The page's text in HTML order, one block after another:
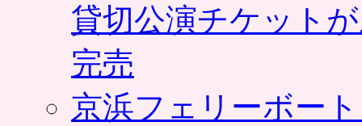
貸切公演チケット
完売
京浜フェリーボー